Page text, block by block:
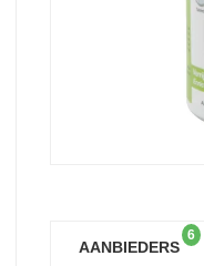
AANBIEDERS
6